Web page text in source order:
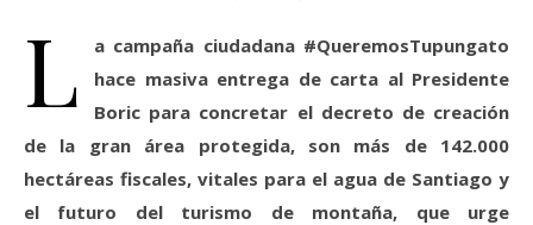
L
a campaña ciudadana #QueremosTupungato
hace masiva entrega de carta al Presidente
Boric para concretar el decreto de creación
de la gran área protegida, son más de 142.000
hectáreas fiscales, vitales para el agua de Santiago y
el futuro del turismo de montaña, que urge